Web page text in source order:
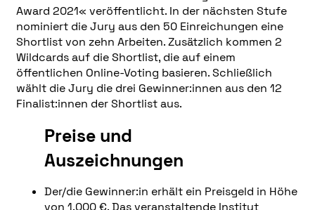
Award 2021« veröffentlicht. In der nächsten Stufe
nominiert die Jury aus den 50 Einreichungen eine
Shortlist von zehn Arbeiten. Zusätzlich kommen 2
Wildcards auf die Shortlist, die auf einem
öffentlichen Online-Voting basieren. Schließlich
wählt die Jury die drei Gewinner:innen aus den 12
Finalist:innen der Shortlist aus.
Preise und
Auszeichnungen
Der/die Gewinner:in erhält ein Preisgeld in Höhe
von 1.000 €. Das veranstaltende Institut